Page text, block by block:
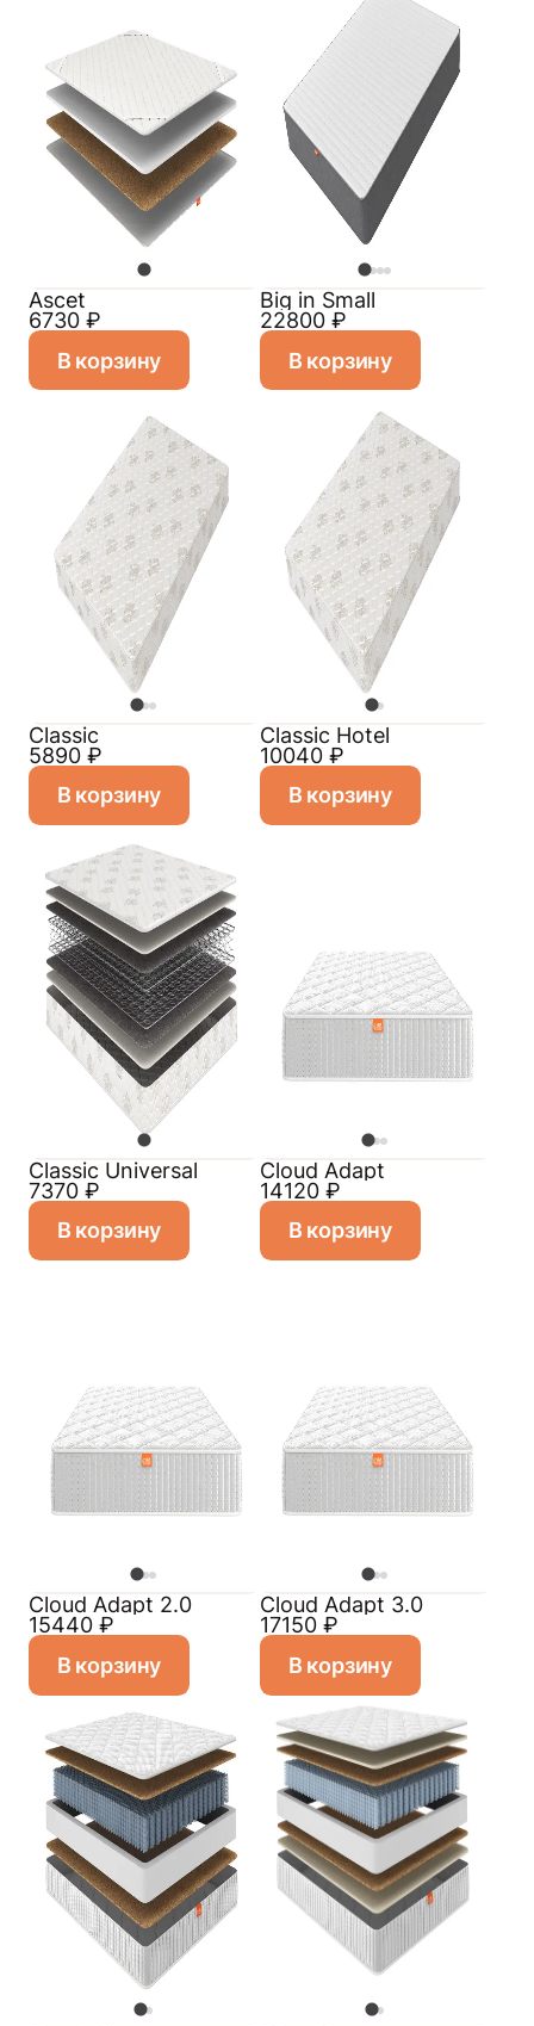
Ascet
6730 ₽
В корзину
Big in Small
22800 ₽
В корзину
Classic
5890 ₽
В корзину
Classic Hotel
10040 ₽
В корзину
Classiс Universal
7370 ₽
В корзину
Cloud Adapt
14120 ₽
В корзину
Cloud Adapt 2.0
15440 ₽
В корзину
Cloud Adapt 3.0
17150 ₽
В корзину